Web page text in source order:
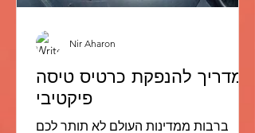
המדריך להנפקת כרטיס טיסה
פיקטיבי
ברבות ממדינות העולם לא תותר לכם
Nir Aharon